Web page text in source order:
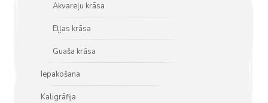
Akvareļu krāsa
Eļļas krāsa
Guaša krāsa
Iepakošana
Kaligrāfija